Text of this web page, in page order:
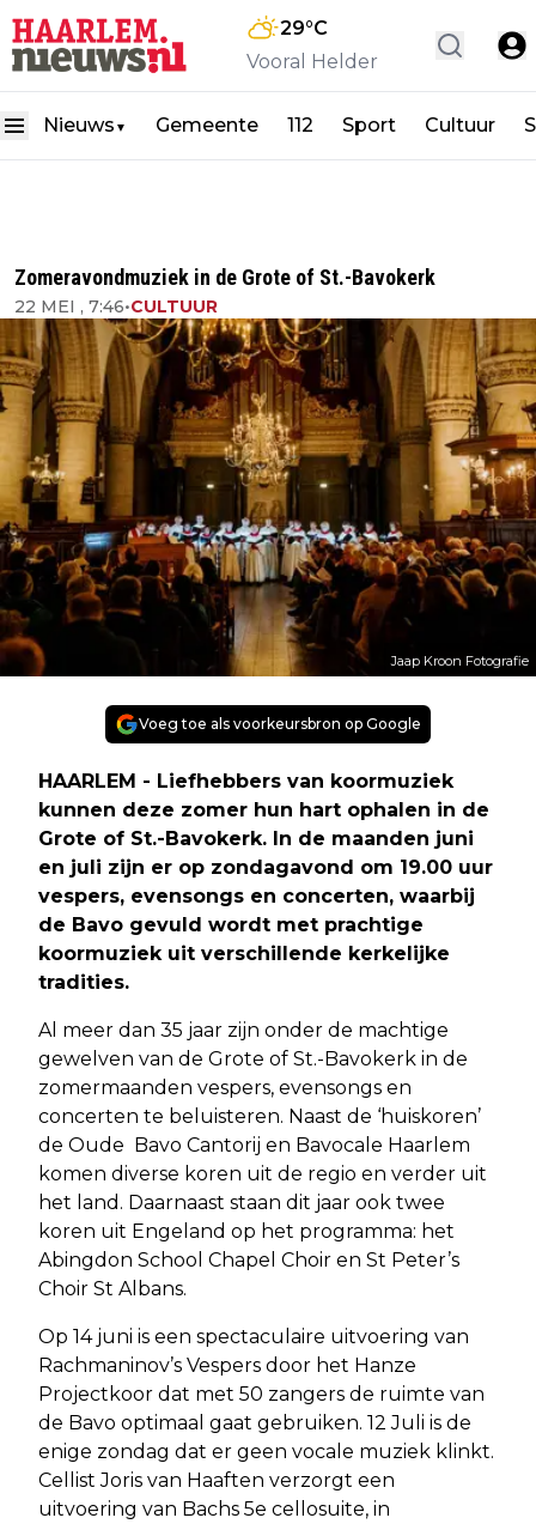
29°C
Vooral Helder
Nieuws ▼ Gemeente 112 Sport Cultuur
Zomeravondmuziek in de Grote of St.-Bavokerk
22 MEI , 7:46•CULTUUR
Jaap Kroon Fotografie
Voeg toe als voorkeursbron op Google
HAARLEM - Liefhebbers van koormuziek
kunnen deze zomer hun hart ophalen in de
Grote of St.-Bavokerk. In de maanden juni
en juli zijn er op zondagavond om 19.00 uur
vespers, evensongs en concerten, waarbij
de Bavo gevuld wordt met prachtige
koormuziek uit verschillende kerkelijke
tradities.
Al meer dan 35 jaar zijn onder de machtige
gewelven van de Grote of St.-Bavokerk in de
zomermaanden vespers, evensongs en
concerten te beluisteren. Naast de ‘huiskoren’
de Oude Bavo Cantorij en Bavocale Haarlem
komen diverse koren uit de regio en verder uit
het land. Daarnaast staan dit jaar ook twee
koren uit Engeland op het programma: het
Abingdon School Chapel Choir en St Peter’s
Choir St Albans.
Op 14 juni is een spectaculaire uitvoering van
Rachmaninov’s Vespers door het Hanze
Projectkoor dat met 50 zangers de ruimte van
de Bavo optimaal gaat gebruiken. 12 Juli is de
enige zondag dat er geen vocale muziek klinkt.
Cellist Joris van Haaften verzorgt een
uitvoering van Bachs 5e cellosuite, in